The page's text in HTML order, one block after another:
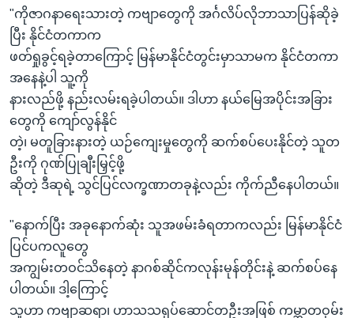
"ကိုဇာဂနာရေးသားတဲ့ ကဗျာတွေကို အင်္ဂလိပ်လိုဘာသာပြန်ဆိုခဲ့
ပြီး နိုင်ငံတကာက
ဖတ်ရှုခွင့်ရခဲ့တာကြောင့် မြန်မာနိုင်ငံတွင်းမှာသာမက နိုင်ငံတကာ
အနေနဲ့ပါ သူ့ကို
နားလည်ဖို့ နည်းလမ်းရခဲ့ပါတယ်။ ဒါဟာ နယ်မြေအပိုင်းအခြား
တွေကို ကျော်လွန်နိုင်
တဲ့၊ မတူခြားနားတဲ့ ယဉ်ကျေးမှုတွေကို ဆက်စပ်ပေးနိုင်တဲ့ သူတ
ဦးကို ဂုဏ်ပြုချီးမြှင့်ဖို့
ဆိုတဲ့ ဒီဆုရဲ့ သွင်ပြင်လက္ခဏာတခုနဲ့လည်း ကိုက်ညီနေပါတယ်။
"နောက်ပြီး အခုနောက်ဆုံး သူအဖမ်းခံရတာကလည်း မြန်မာနိုင်ငံ
ပြင်ပကလူတွေ
အကျွမ်းတဝင်သိနေတဲ့ နာဂစ်ဆိုင်ကလုန်းမုန်တိုင်းနဲ့ ဆက်စပ်နေ
ပါတယ်။ ဒါ့ကြောင့်
သူဟာ ကဗျာဆရာ၊ ဟာသသရုပ်ဆောင်တဦးအဖြစ် ကမ္ဘာတဝှမ်း